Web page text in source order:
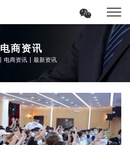
电商资讯
电商资讯 最新资讯